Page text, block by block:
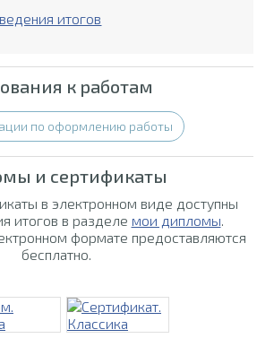
итогов
к работам
по оформлению работы
и сертификаты
в электронном виде доступны
итогов в разделе мои дипломы.
формате предоставляются
бесплатно.